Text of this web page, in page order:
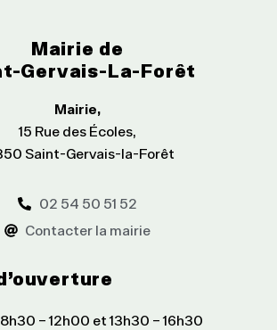
Mairie de
Gervais-La-Forêt
Mairie,
15 Rue des Écoles,
Saint-Gervais-la-Forêt
02 54 50 51 52
Contacter la mairie
8h30 – 12h00 et 13h30 – 16h30